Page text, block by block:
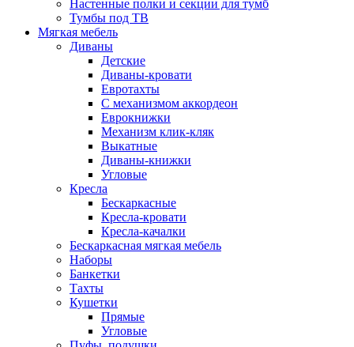
Настенные полки и секции для тумб
Тумбы под ТВ
Мягкая мебель
Диваны
Детские
Диваны-кровати
Евротахты
С механизмом аккордеон
Еврокнижки
Механизм клик-кляк
Выкатные
Диваны-книжки
Угловые
Кресла
Бескаркасные
Кресла-кровати
Кресла-качалки
Бескаркасная мягкая мебель
Наборы
Банкетки
Тахты
Кушетки
Прямые
Угловые